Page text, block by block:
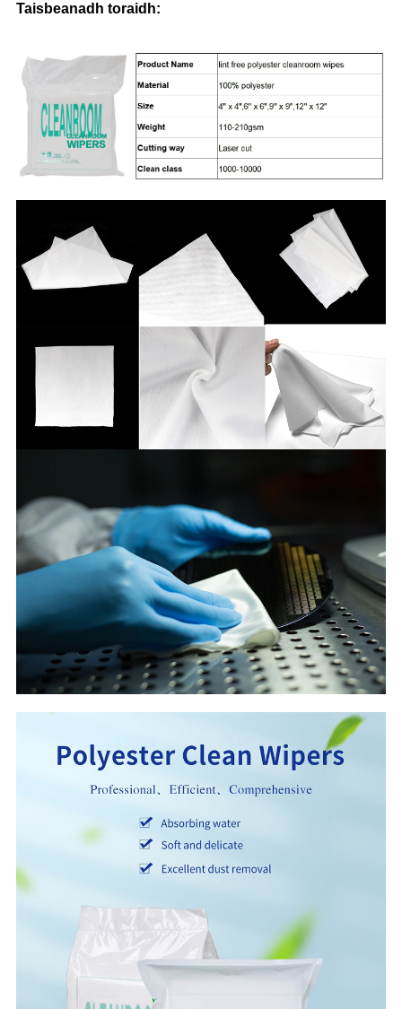
Taisbeanadh toraidh: